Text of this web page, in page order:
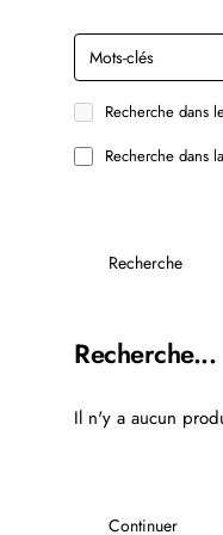
Recherche dans
Recherche dans
Recherche
Recherche...
Il n'y a aucun
Continuer